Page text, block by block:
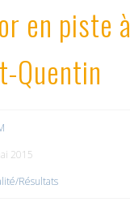
en piste à
Quentin
2015
Résultats